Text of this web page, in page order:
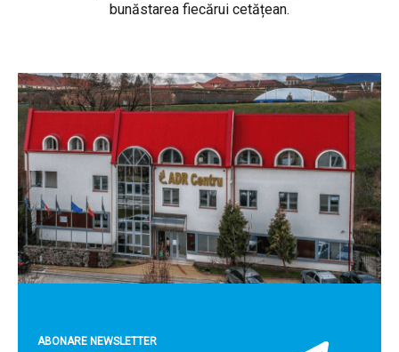
bunăstarea fiecărui cetățean.
ABONARE NEWSLETTER